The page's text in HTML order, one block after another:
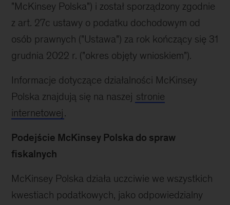
"McKinsey Polska") i został sporządzony zgodnie
z art. 27c ustawy o podatku dochodowym od
osób prawnych ("Ustawa") za rok kończący się 31
grudnia 2022 r. ("okres objęty wnioskiem").
Informacje dotyczące działalności McKinsey
Polska znajdują się na naszej stronie
internetowej.
Podejście McKinsey Polska do spraw
fiskalnych
McKinsey Polska działa uczciwie we wszystkich
kwestiach podatkowych, jako odpowiedzialny